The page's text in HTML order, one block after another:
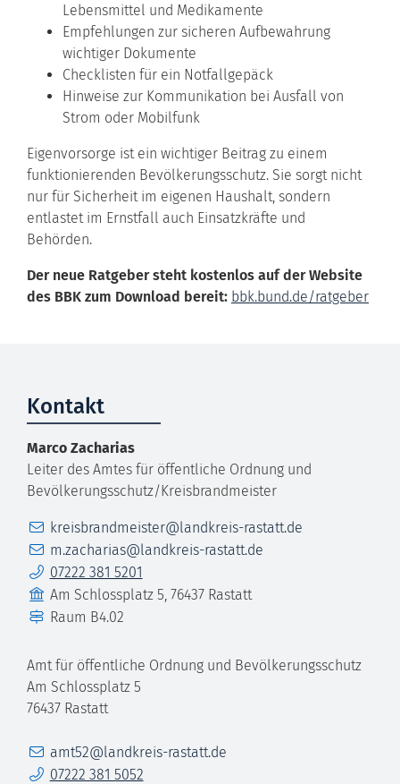
Lebensmittel und Medikamente
Empfehlungen zur sicheren Aufbewahrung
wichtiger Dokumente
Checklisten für ein Notfallgepäck
Hinweise zur Kommunikation bei Ausfall von
Strom oder Mobilfunk
Eigenvorsorge ist ein wichtiger Beitrag zu einem
funktionierenden Bevölkerungsschutz. Sie sorgt nicht
nur für Sicherheit im eigenen Haushalt, sondern
entlastet im Ernstfall auch Einsatzkräfte und
Behörden.
Der neue Ratgeber steht kostenlos auf der Website
des BBK zum Download bereit: bbk.bund.de/ratgeber
Kontakt
Marco Zacharias
Leiter des Amtes für öffentliche Ordnung und
Bevölkerungsschutz/Kreisbrandmeister
E-Mailkreisbrandmeister@landkreis-rastatt.de
E-Mailm.zacharias@landkreis-rastatt.de
Telefon07222 381 5201
Gebäude
Am Schlossplatz 5, 76437 Rastatt
Raum B4.02
Amt für öffentliche Ordnung und Bevölkerungsschutz
Am Schlossplatz 5
76437 Rastatt
E-Mailamt52@landkreis-rastatt.de
Telefon07222 381 5052